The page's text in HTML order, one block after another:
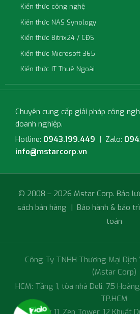
Kiến thức công nghệ
Kiến thức NAS Synology
Kiến thức Bitrix24 / CĐS
Kiến thức Microsoft 365
Kiến thức IT Thuê Ngoài
Chuyên cung cấp giải pháp công
doanh nghiệp.
Hotline: 0943.199.449 | Zalo:
info@mstarcorp.vn
© 2008 – 2026 Mstar Corp. Bảo
sách bán hàng | Bảo hành & bảo trì
toán
Công Ty TNHH Thương Mại Dịch
(Mstar Corp)
HCM: Tầng 1, tòa nhà Deli, 75
TP.HCM
HN: Tầng 11, Zen Tower, 12 Khuất